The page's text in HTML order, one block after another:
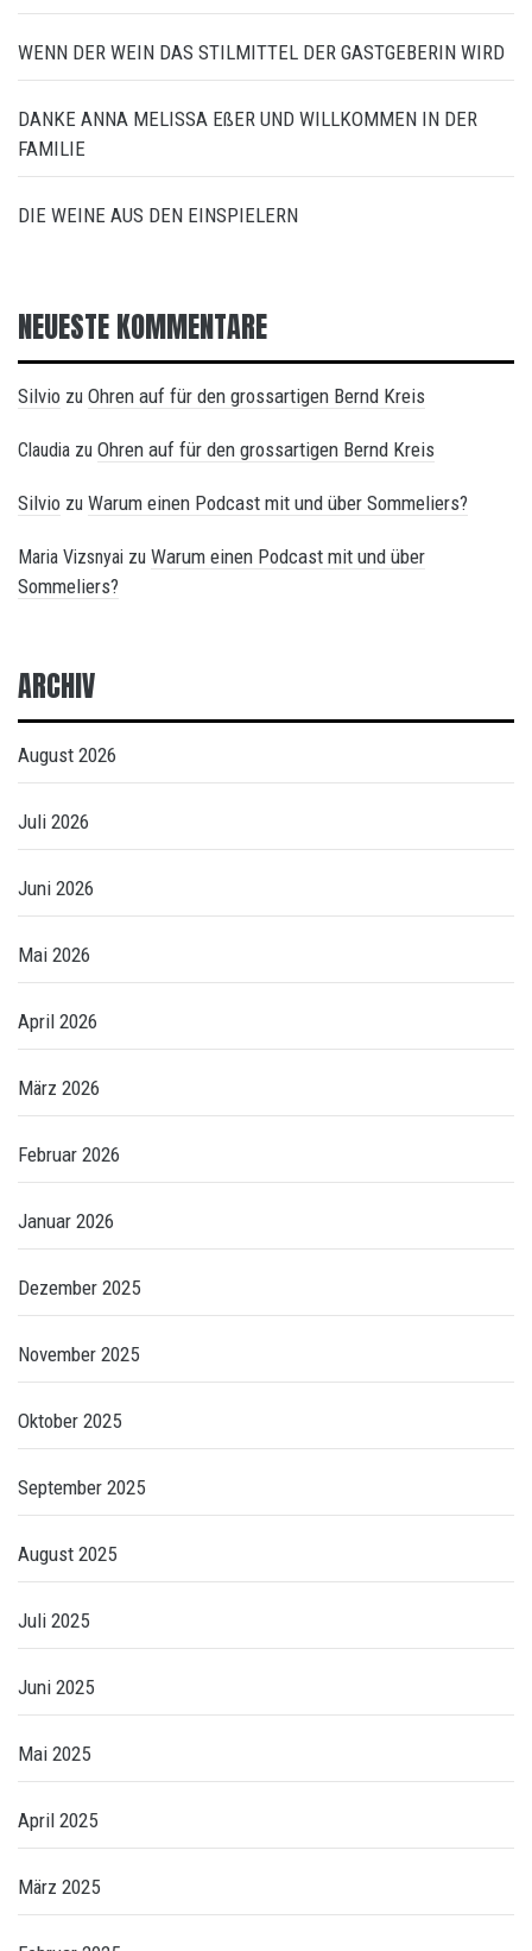
WENN DER WEIN DAS STILMITTEL DER GASTGEBERIN WIRD
DANKE ANNA MELISSA EßER UND WILLKOMMEN IN DER
FAMILIE
DIE WEINE AUS DEN EINSPIELERN
NEUESTE KOMMENTARE
Silvio zu Ohren auf für den grossartigen Bernd Kreis
Claudia zu Ohren auf für den grossartigen Bernd Kreis
Silvio zu Warum einen Podcast mit und über Sommeliers?
Maria Vizsnyai zu Warum einen Podcast mit und über
Sommeliers?
ARCHIV
August 2026
Juli 2026
Juni 2026
Mai 2026
April 2026
März 2026
Februar 2026
Januar 2026
Dezember 2025
November 2025
Oktober 2025
September 2025
August 2025
Juli 2025
Juni 2025
Mai 2025
April 2025
März 2025